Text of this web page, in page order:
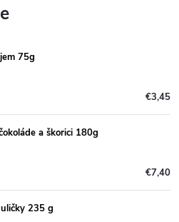
75g
€3,45
a škorici 180g
€7,40
235 g